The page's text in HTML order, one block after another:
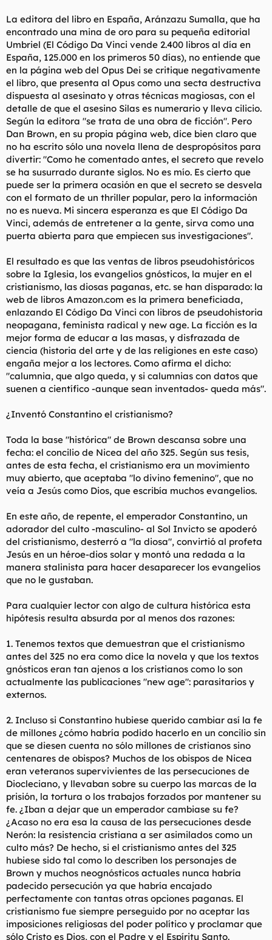
La editora del libro en España, Aránzazu Sumalla, que ha
encontrado una mina de oro para su pequeña editorial
Umbriel (El Código Da Vinci vende 2.400 libros al día en
España, 125.000 en los primeros 50 días), no entiende que
en la página web del Opus Dei se critique negativamente
el libro, que presenta al Opus como una secta destructiva
dispuesta al asesinato y otras técnicas magiosas, con el
detalle de que el asesino Silas es numerario y lleva cilicio.
Según la editora "se trata de una obra de ficción". Pero
Dan Brown, en su propia página web, dice bien claro que
no ha escrito sólo una novela llena de despropósitos para
divertir: "Como he comentado antes, el secreto que revelo
se ha susurrado durante siglos. No es mío. Es cierto que
puede ser la primera ocasión en que el secreto se desvela
con el formato de un thriller popular, pero la información
no es nueva. Mi sincera esperanza es que El Código Da
Vinci, además de entretener a la gente, sirva como una
puerta abierta para que empiecen sus investigaciones".
El resultado es que las ventas de libros pseudohistóricos
sobre la Iglesia, los evangelios gnósticos, la mujer en el
cristianismo, las diosas paganas, etc. se han disparado: la
web de libros Amazon.com es la primera beneficiada,
enlazando El Código Da Vinci con libros de pseudohistoria
neopagana, feminista radical y new age. La ficción es la
mejor forma de educar a las masas, y disfrazada de
ciencia (historia del arte y de las religiones en este caso)
engaña mejor a los lectores. Como afirma el dicho:
"calumnia, que algo queda, y si calumnias con datos que
suenen a científico -aunque sean inventados- queda más".
¿Inventó Constantino el cristianismo?
Toda la base "histórica" de Brown descansa sobre una
fecha: el concilio de Nicea del año 325. Según sus tesis,
antes de esta fecha, el cristianismo era un movimiento
muy abierto, que aceptaba "lo divino femenino", que no
veía a Jesús como Dios, que escribía muchos evangelios.
En este año, de repente, el emperador Constantino, un
adorador del culto -masculino- al Sol Invicto se apoderó
del cristianismo, desterró a "la diosa", convirtió al profeta
Jesús en un héroe-dios solar y montó una redada a la
manera stalinista para hacer desaparecer los evangelios
que no le gustaban.
Para cualquier lector con algo de cultura histórica esta
hipótesis resulta absurda por al menos dos razones:
1. Tenemos textos que demuestran que el cristianismo
antes del 325 no era como dice la novela y que los textos
gnósticos eran tan ajenos a los cristianos como lo son
actualmente las publicaciones "new age": parasitarios y
externos.
2. Incluso si Constantino hubiese querido cambiar así la fe
de millones ¿cómo habría podido hacerlo en un concilio sin
que se diesen cuenta no sólo millones de cristianos sino
centenares de obispos? Muchos de los obispos de Nicea
eran veteranos supervivientes de las persecuciones de
Diocleciano, y llevaban sobre su cuerpo las marcas de la
prisión, la tortura o los trabajos forzados por mantener su
fe. ¿Iban a dejar que un emperador cambiase su fe?
¿Acaso no era esa la causa de las persecuciones desde
Nerón: la resistencia cristiana a ser asimilados como un
culto más? De hecho, si el cristianismo antes del 325
hubiese sido tal como lo describen los personajes de
Brown y muchos neognósticos actuales nunca habría
padecido persecución ya que habría encajado
perfectamente con tantas otras opciones paganas. El
cristianismo fue siempre perseguido por no aceptar las
imposiciones religiosas del poder político y proclamar que
sólo Cristo es Dios, con el Padre y el Espíritu Santo.